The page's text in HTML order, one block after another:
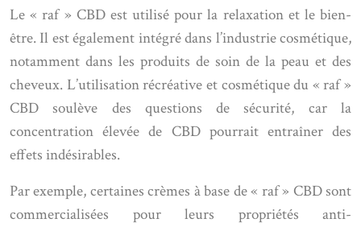
Le « raf » CBD est utilisé pour la relaxation et le bien-
être. Il est également intégré dans l’industrie cosmétique,
notamment dans les produits de soin de la peau et des
cheveux. L’utilisation récréative et cosmétique du « raf »
CBD soulève des questions de sécurité, car la
concentration élevée de CBD pourrait entraîner des
effets indésirables.
Par exemple, certaines crèmes à base de « raf » CBD sont
commercialisées pour leurs propriétés anti-